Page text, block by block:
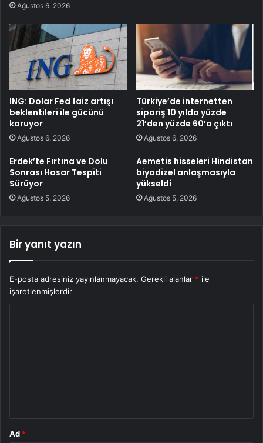
Ağustos 6, 2026
ING: Dolar Fed faiz artışı
beklentileri ile gücünü
koruyor
Ağustos 6, 2026
Türkiye’de internetten
sipariş 10 yılda yüzde
21’den yüzde 60’a çıktı
Ağustos 6, 2026
Erdek’te Fırtına ve Dolu
Sonrası Hasar Tespiti
Sürüyor
Ağustos 5, 2026
Aemetis hisseleri Hindistan
biyodizel anlaşmasıyla
yükseldi
Ağustos 5, 2026
Bir yanıt yazın
E-posta adresiniz yayınlanmayacak. Gerekli alanlar * ile
işaretlenmişlerdir
Ad *